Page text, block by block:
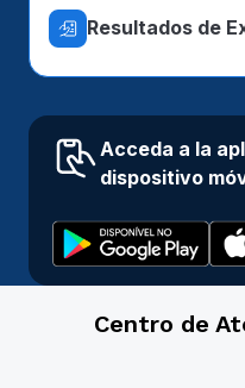
Resultados de
Acceda a la
dispositivo
Centro de